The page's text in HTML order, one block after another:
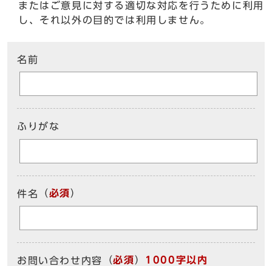
またはご意見に対する適切な対応を行うために利用
し、それ以外の目的では利用しません。
名前
ふりがな
件名 （必須）
お問い合わせ内容 （必須） 1000字以内